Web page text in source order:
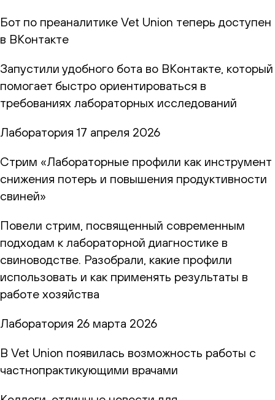
Бот по преаналитике Vet Union теперь доступен
в ВКонтакте
Запустили удобного бота во ВКонтакте, который
помогает быстро ориентироваться в
требованиях лабораторных исследований
Лаборатория 17 апреля 2026
Стрим «Лабораторные профили как инструмент
снижения потерь и повышения продуктивности
свиней»
Повели стрим, посвященный современным
подходам к лабораторной диагностике в
свиноводстве. Разобрали, какие профили
использовать и как применять результаты в
работе хозяйства
Лаборатория 26 марта 2026
В Vet Union появилась возможность работы с
частнопрактикующими врачами